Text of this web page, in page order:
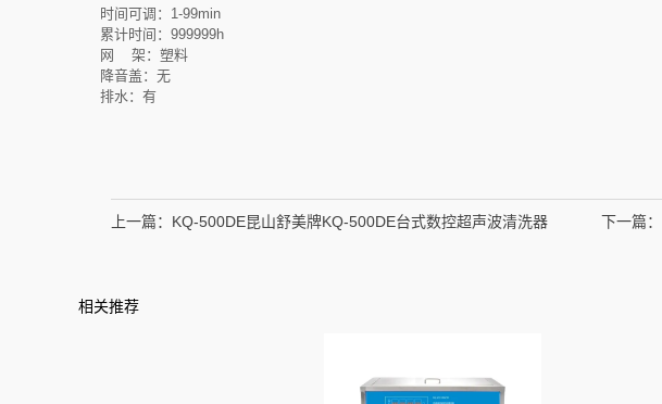
时间可调：1-99min
累计时间：999999h
网 架：塑料
降音盖：无
排水：有
上一篇： KQ-500DE昆山舒美牌KQ-500DE台式数控超声波清洗器 下一篇：
相关推荐